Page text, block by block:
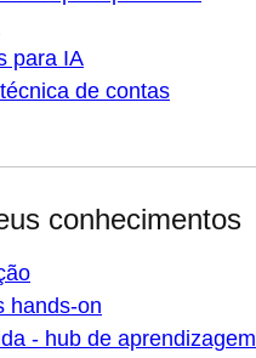
para IA
de contas
conhecimentos
hands-on
- hub de aprendizagem